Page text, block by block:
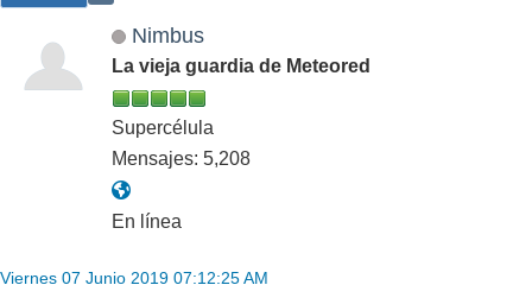
Nimbus
La vieja guardia de Meteored
Supercélula
Mensajes: 5,208
En línea
Viernes 07 Junio 2019 07:12:25 AM